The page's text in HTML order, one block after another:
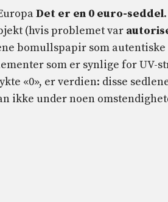
Det er en 0 euro-seddel
(hvis problemet var
bomullspapir som
som er synlige for UV-
«0», er verdien: disse
ikke under noen